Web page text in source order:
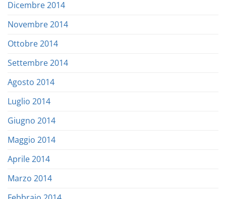
Dicembre 2014
Novembre 2014
Ottobre 2014
Settembre 2014
Agosto 2014
Luglio 2014
Giugno 2014
Maggio 2014
Aprile 2014
Marzo 2014